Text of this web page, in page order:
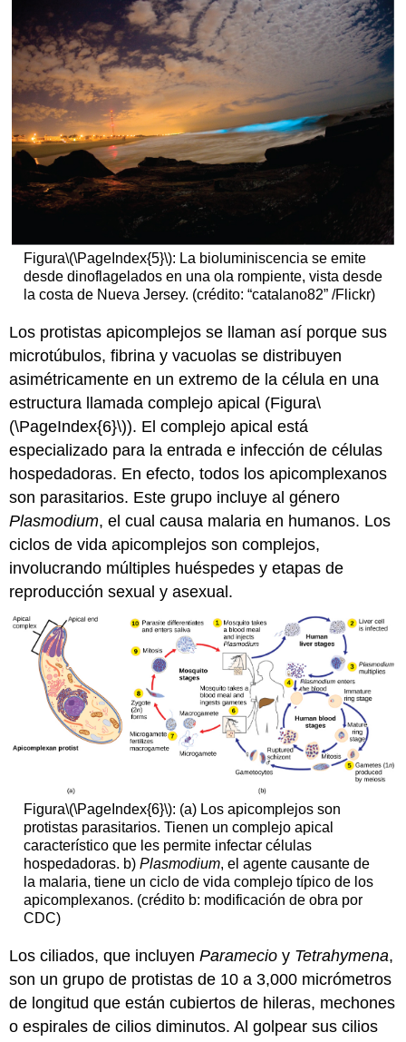
Figura\(\PageIndex{5}\): La bioluminiscencia se emite
desde dinoflagelados en una ola rompiente, vista desde
la costa de Nueva Jersey. (crédito: “catalano82” /Flickr)
Los protistas apicomplejos se llaman así porque sus
microtúbulos, fibrina y vacuolas se distribuyen
asimétricamente en un extremo de la célula en una
estructura llamada complejo apical (Figura\
(\PageIndex{6}\)). El complejo apical está
especializado para la entrada e infección de células
hospedadoras. En efecto, todos los apicomplexanos
son parasitarios. Este grupo incluye al género
Plasmodium, el cual causa malaria en humanos. Los
ciclos de vida apicomplejos son complejos,
involucrando múltiples huéspedes y etapas de
reproducción sexual y asexual.
Figura\(\PageIndex{6}\): (a) Los apicomplejos son
protistas parasitarios. Tienen un complejo apical
característico que les permite infectar células
hospedadoras. b) Plasmodium, el agente causante de
la malaria, tiene un ciclo de vida complejo típico de los
apicomplexanos. (crédito b: modificación de obra por
CDC)
Los ciliados, que incluyenParamecio y Tetrahymena,
son un grupo de protistas de 10 a 3,000 micrómetros
de longitud que están cubiertos de hileras, mechones
o espirales de cilios diminutos. Al golpear sus cilios